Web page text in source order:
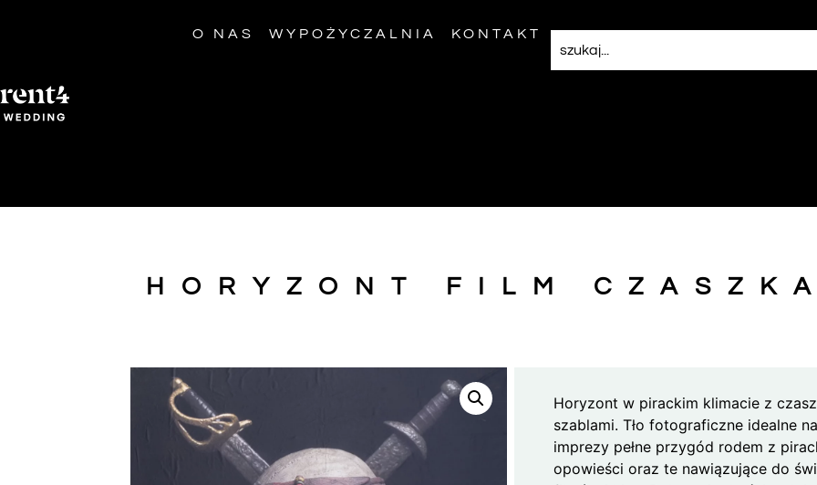
O NAS WYPOŻYCZALNIA KONTAKT
HORYZONT FILM
Horyzont w pirackim klimacie z
szablami. Tło fotograficzne idealne na
imprezy pełne przygód rodem z
opowieści oraz te nawiązujące do